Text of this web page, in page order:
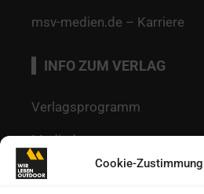
Cookie-
msv-medien.de – Karriere
INFO ZUM VERLAG
Verlagsprogramm
Mediadaten
Redaktion